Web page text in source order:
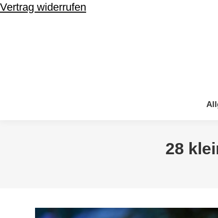
Vertrag widerrufen
28